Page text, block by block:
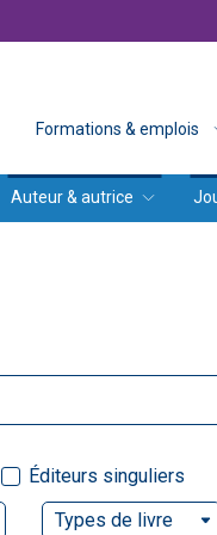
Formations & emplois
Auteur & autrice
Éditeurs singuliers
Types de livre